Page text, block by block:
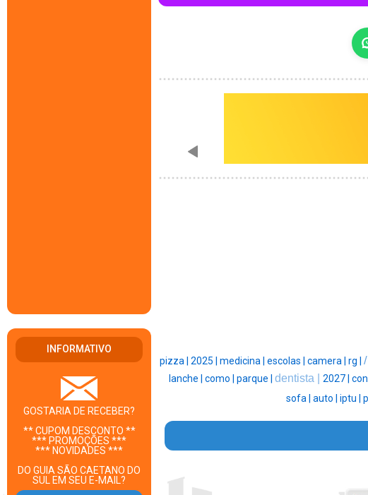
INFORMATIVO
GOSTARIA DE RECEBER?
** CUPOM DESCONTO **
*** PROMOÇÕES ***
*** NOVIDADES ***
DO GUIA SÃO CAETANO DO
SUL EM SEU E-MAIL?
pizza | 2025 | medicina | escolas | camera | rg |
lanche | como | parque | dentista | 2027 |
sofa | auto | iptu |